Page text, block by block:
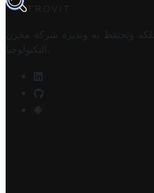
TROVIT
وتحتفظ به وتديره
شركة مخزن
التكنولوجيا